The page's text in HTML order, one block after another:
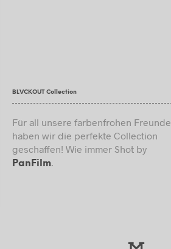
BLVCKOUT Collection
Für all unsere farbenfrohen Freunde
haben wir die perfekte Collection
geschaffen! Wie immer Shot by
PanFilm.